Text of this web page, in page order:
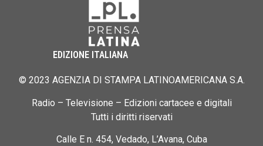
EDIZIONE ITALIANA
© 2023 AGENZIA DI STAMPA LATINOAMERICANA S.A.
Radio – Televisione – Edizioni cartacee e digitali
Tutti i diritti riservati
Calle E n. 454, Vedado, L’Avana, Cuba